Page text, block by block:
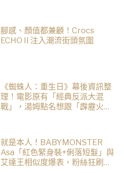
腳感、顏值都兼顧！Crocs
ECHO II 注入潮流街頭氛圍
《蜘蛛人：重生日》幕後資訊整
理！電影原有「經典反派大混
戰」，湯姆點名想跟「霹靂火」
就是本人！BABYMONSTER
Asa「紅色緊身裝+俐落短髮」與
艾達王相似度爆表，粉絲狂刷